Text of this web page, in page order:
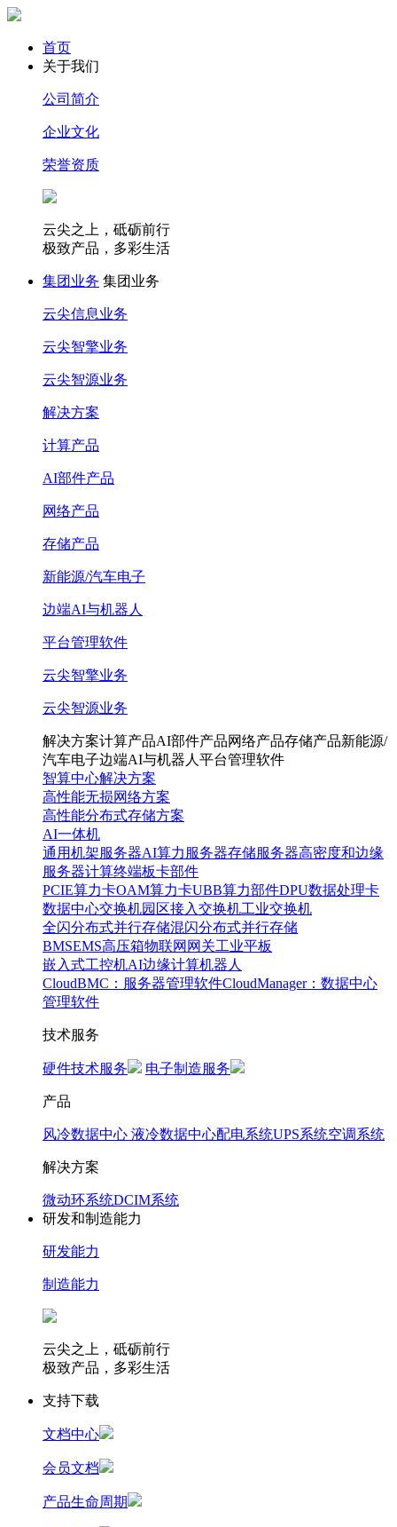
首页
关于我们
公司简介
企业文化
荣誉资质
云尖之上，砥砺前行
极致产品，多彩生活
集团业务 集团业务
云尖信息业务
云尖智擎业务
云尖智源业务
解决方案
计算产品
AI部件产品
网络产品
存储产品
新能源/汽车电子
边端AI与机器人
平台管理软件
云尖智擎业务
云尖智源业务
解决方案计算产品AI部件产品网络产品存储产品新能源/
汽车电子边端AI与机器人 平台管理软件
智算中心解决方案
高性能无损网络方案
高性能分布式存储方案
AI一体机
通用机架服务器AI算力服务器存储服务器高密度和边缘
服务器计算终端板卡部件
PCIE算力卡OAM算力卡UBB算力部件DPU数据处理卡
数据中心交换机园区接入交换机工业交换机
全闪分布式并行存储混闪分布式并行存储
BMSEMS高压箱物联网网关工业平板
嵌入式工控机AI边缘计算机器人
CloudBMC：服务器管理软件CloudManager：数据中心
管理软件
技术服务
硬件技术服务 电子制造服务
产品
风冷数据中心 液冷数据中心配电系统UPS系统空调系统
解决方案
微动环系统DCIM系统
研发和制造能力
研发能力
制造能力
云尖之上，砥砺前行
极致产品，多彩生活
支持下载
文档中心
会员文档
产品生命周期